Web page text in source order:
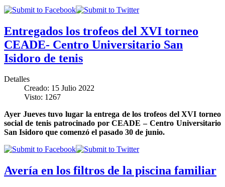
Entregados los trofeos del XVI torneo
CEADE- Centro Universitario San
Isidoro de tenis
Detalles
Creado: 15 Julio 2022
Visto: 1267
Ayer Jueves tuvo lugar la entrega de los trofeos del XVI torneo
social de tenis patrocinado por CEADE – Centro Universitario
San Isidoro que comenzó el pasado 30 de junio.
Avería en los filtros de la piscina familiar